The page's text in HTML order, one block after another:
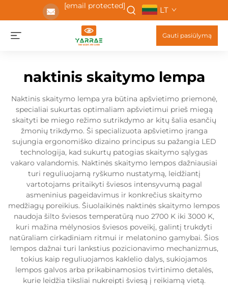
[email protected] LT
Gauti pasiūlymą
naktinis skaitymo lempa
Naktinis skaitymo lempa yra būtina apšvietimo priemonė,
specialiai sukurtas optimaliam apšvietimui prieš miegą
skaityti be miego režimo sutrikdymo ar kitų šalia esančių
žmonių trikdymo. Ši specializuota apšvietimo įranga
sujungia ergonomiško dizaino principus su pažangia LED
technologija, kad sukurtų patogias skaitymo sąlygas
vakaro valandomis. Naktinės skaitymo lempos dažniausiai
turi reguliuojamą ryškumo nustatymą, leidžiantį
vartotojams pritaikyti šviesos intensyvumą pagal
asmeninius pageidavimus ir konkrečius skaitymo
medžiagų poreikius. Šiuolaikinės naktinės skaitymo lempos
naudoja šilto šviesos temperatūrą nuo 2700 K iki 3000 K,
kuri mažina mėlynosios šviesos poveikį, galintį trukdyti
natūraliam cirkadiniam ritmui ir melatonino gamybai. Šios
lempos dažnai turi lankstius pozicionavimo mechanizmus,
tokius kaip reguliuojamos kaklelio dalys, sukiojamos
lempos galvos arba prikabinamosios tvirtinimo detalės,
kurie leidžia tiksliai nukreipti šviesą į reikiamą vietą.